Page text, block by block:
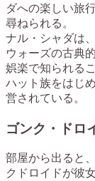
ダへの楽しい旅
尋ねられる。
ナル・シャダは
ウォーズの古典
娯楽で知られる
ハット族をはじ
営されている。
ゴンク・ドロ
部屋から出ると
クドロイドが彼